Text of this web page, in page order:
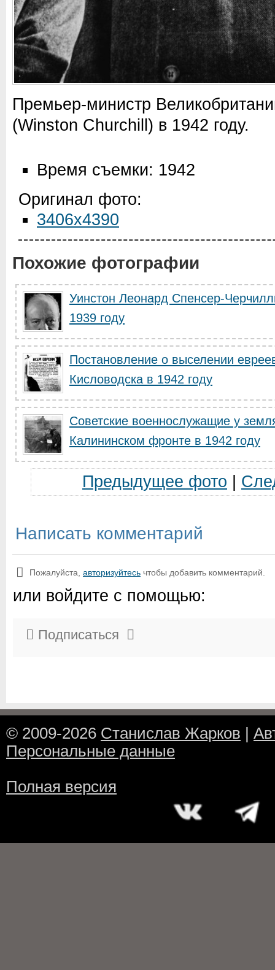
Премьер-министр
(Winston Churchill) в 1942 году.
Время съемки: 1942
Оригинал фото:
3406x4390
Похожие фотографии
Уинстон Леонард Спенсер-
1939 году
Постановление о выселении
Кисловодска в 1942 году
Советские военнослужащие у
Калининском фронте в 1942 году
Предыдущее фото
Написать комментарий
Пожалуйста, авторизуйтесь чтобы добавить комментарий.
или войдите с помощью:
Подписаться
© 2009-2026 Станислав Жарков
Персональные данные
Полная версия